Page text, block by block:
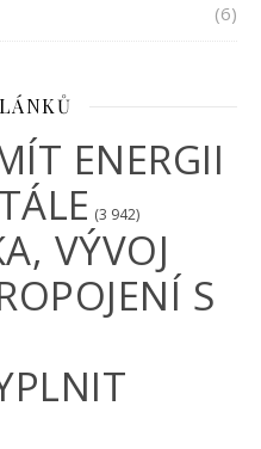
(6)
ENERGII
(3 942)
VÝVOJ
S